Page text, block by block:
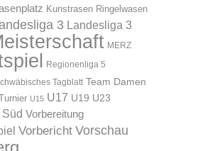
Kunstrasen Ringelwasen
3 Landesliga 3
MERZ
Regionenliga 5
Tagblatt Team Damen
U15 U17 U19 U23
Vorbereitung
Vorbericht Vorschau